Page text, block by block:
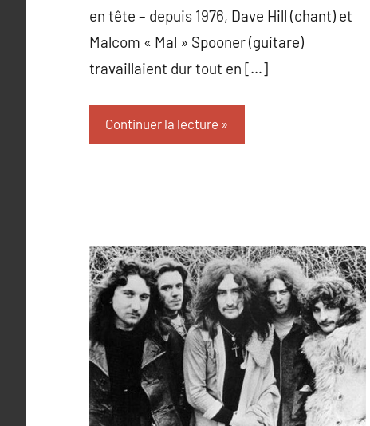
en tête – depuis 1976, Dave Hill (chant) et
Malcom « Mal » Spooner (guitare)
travaillaient dur tout en […]
Continuer la lecture